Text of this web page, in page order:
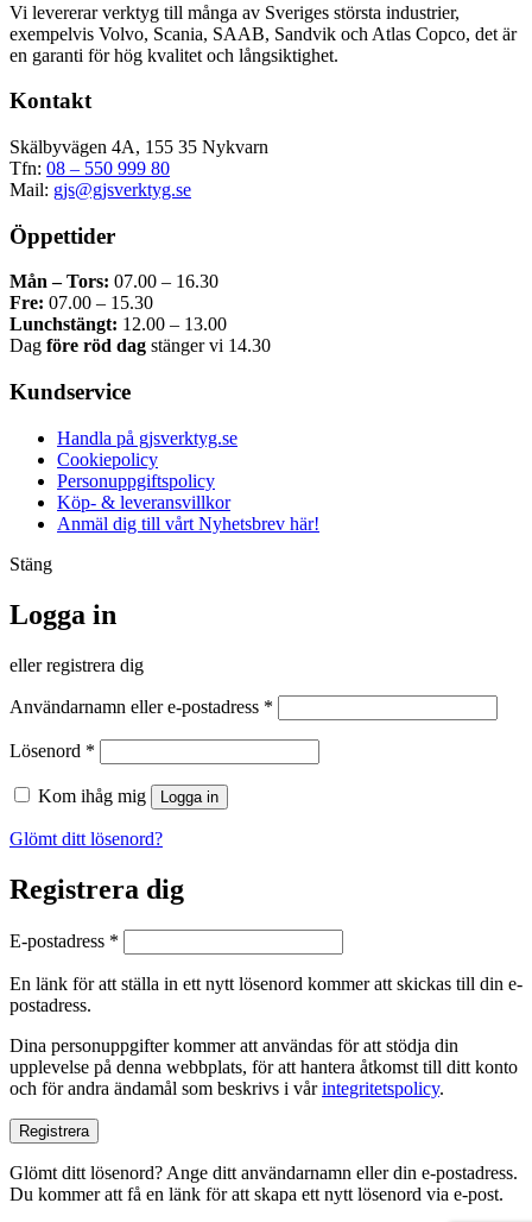
Vi levererar verktyg till många av Sveriges största industrier,
exempelvis Volvo, Scania, SAAB, Sandvik och Atlas Copco, det är
en garanti för hög kvalitet och långsiktighet.
Kontakt
Skälbyvägen 4A, 155 35 Nykvarn
Tfn: 08 – 550 999 80
Mail: gjs@gjsverktyg.se
Öppettider
Mån – Tors: 07.00 – 16.30
Fre: 07.00 – 15.30
Lunchstängt: 12.00 – 13.00
Dag före röd dag stänger vi 14.30
Kundservice
Handla på gjsverktyg.se
Cookiepolicy
Personuppgiftspolicy
Köp- & leveransvillkor
Anmäl dig till vårt Nyhetsbrev här!
Stäng
Logga in
eller registrera dig
Användarnamn eller e-postadress *
Lösenord *
Kom ihåg mig Logga in
Glömt ditt lösenord?
Registrera dig
E-postadress *
En länk för att ställa in ett nytt lösenord kommer att skickas till din e-
postadress.
Dina personuppgifter kommer att användas för att stödja din
upplevelse på denna webbplats, för att hantera åtkomst till ditt konto
och för andra ändamål som beskrivs i vårintegritetspolicy.
Registrera
Glömt ditt lösenord? Ange ditt användarnamn eller din e-postadress.
Du kommer att få en länk för att skapa ett nytt lösenord via e-post.